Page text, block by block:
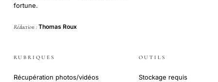
fortune.
Rédaction : Thomas Roux
RUBRIQUES
Récupération photos/vidéos
OUTILS
Stockage requis